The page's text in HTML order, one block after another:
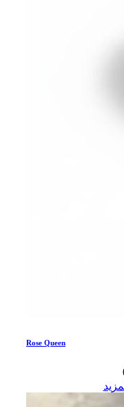
Rose Queen